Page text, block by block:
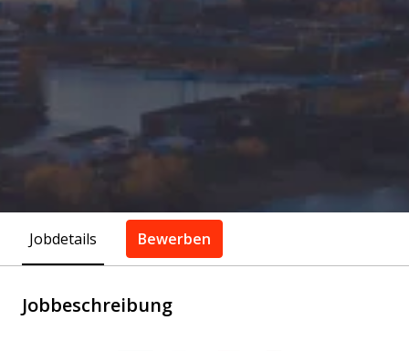
Jobdetails Bewerben
Jobbeschreibung